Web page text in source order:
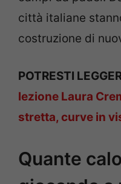
città italiane
costruzione di
POTRESTI
lezione Laura
stretta, curve in
Quante